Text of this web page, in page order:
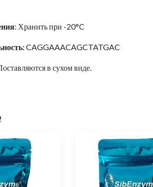
: Хранить при -20°C
CAGGAAACAGCTATGAC
в сухом виде.